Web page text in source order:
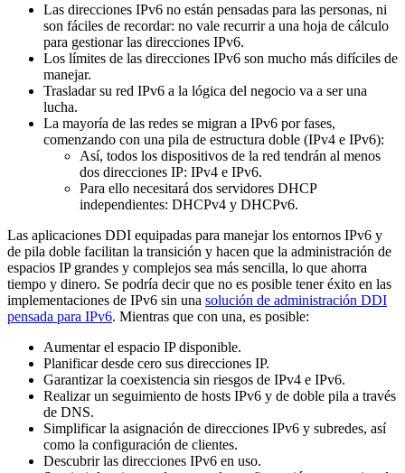
Las direcciones IPv6 no están pensadas para las personas, ni
son fáciles de recordar: no vale recurrir a una hoja de cálculo
para gestionar las direcciones IPv6.
Los límites de las direcciones IPv6 son mucho más difíciles de
manejar.
Trasladar su red IPv6 a la lógica del negocio va a ser una
lucha.
La mayoría de las redes se migran a IPv6 por fases,
comenzando con una pila de estructura doble (IPv4 e IPv6):
Así, todos los dispositivos de la red tendrán al menos
dos direcciones IP: IPv4 e IPv6.
Para ello necesitará dos servidores DHCP
independientes: DHCPv4 y DHCPv6.
Las aplicaciones DDI equipadas para manejar los entornos IPv6 y
de pila doble facilitan la transición y hacen que la administración de
espacios IP grandes y complejos sea más sencilla, lo que ahorra
tiempo y dinero. Se podría decir que no es posible tener éxito en las
implementaciones de IPv6 sin una solución de administración DDI
pensada para IPv6. Mientras que con una, es posible:
Aumentar el espacio IP disponible.
Planificar desde cero sus direcciones IP.
Garantizar la coexistencia sin riesgos de IPv4 e IPv6.
Realizar un seguimiento de hosts IPv6 y de doble pila a través
de DNS.
Simplificar la asignación de direcciones IPv6 y subredes, así
como la configuración de clientes.
Descubrir las direcciones IPv6 en uso.